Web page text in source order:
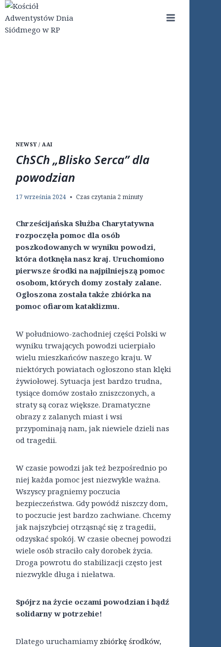
Przejdź
do
treści
NEWSY / AAI
ChSCh „Blisko Serca” dla
powodzian
17 września 2024 Czas czytania 2 minuty
Chrześcijańska Służba Charytatywna
rozpoczęła pomoc dla osób
poszkodowanych w wyniku powodzi,
która dotknęła nasz kraj. Uruchomiono
pierwsze środki na najpilniejszą pomoc
osobom, których domy zostały zalane.
Ogłoszona została także zbiórka na
pomoc ofiarom kataklizmu.
W południowo-zachodniej części Polski w
wyniku trwających powodzi ucierpiało
wielu mieszkańców naszego kraju. W
niektórych powiatach ogłoszono stan klęki
żywiołowej. Sytuacja jest bardzo trudna,
tysiące domów zostało zniszczonych, a
straty są coraz większe. Dramatyczne
obrazy z zalanych miast i wsi
przypominają nam, jak niewiele dzieli nas
od tragedii.
W czasie powodzi jak też bezpośrednio po
niej każda pomoc jest niezwykle ważna.
Wszyscy pragniemy poczucia
bezpieczeństwa. Gdy powódź niszczy dom,
to poczucie jest bardzo zachwiane. Chcemy
jak najszybciej otrząsnąć się z tragedii,
odzyskać spokój. W czasie obecnej powodzi
wiele osób straciło cały dorobek życia.
Droga powrotu do stabilizacji często jest
niezwykle długa i niełatwa.
Spójrz na życie oczami powodzian i bądź
solidarny w potrzebie!
Dlatego uruchamiamy zbiórkę środków,